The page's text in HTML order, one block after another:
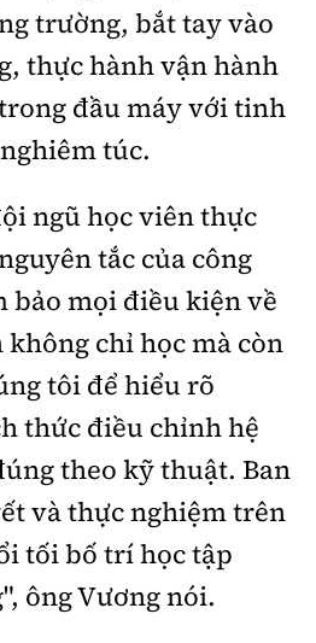
trường, bắt tayvào
, thực hành vận hành
đầu máyvới tinh
túc.
ngũhọc viênthực
tắc của công
bảo mọi điều kiện về
không chỉ học mà còn
tôi để hiểu rõ
thức điều chỉnh hệ
theo kỹ thuật. Ban
và thực nghiệm trên
tối bố trí học tập
ông Vương nói.